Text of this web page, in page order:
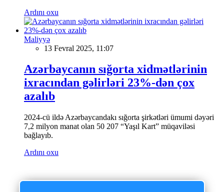
Ardını oxu
Maliyyə
13 Fevral 2025, 11:07
Azərbaycanın sığorta xidmətlərinin
ixracından gəlirləri 23%-dən çox
azalıb
2024-cü ildə Azərbaycandakı sığorta şirkətləri ümumi dəyəri
7,2 milyon manat olan 50 207 “Yaşıl Kart” müqaviləsi
bağlayıb.
Ardını oxu